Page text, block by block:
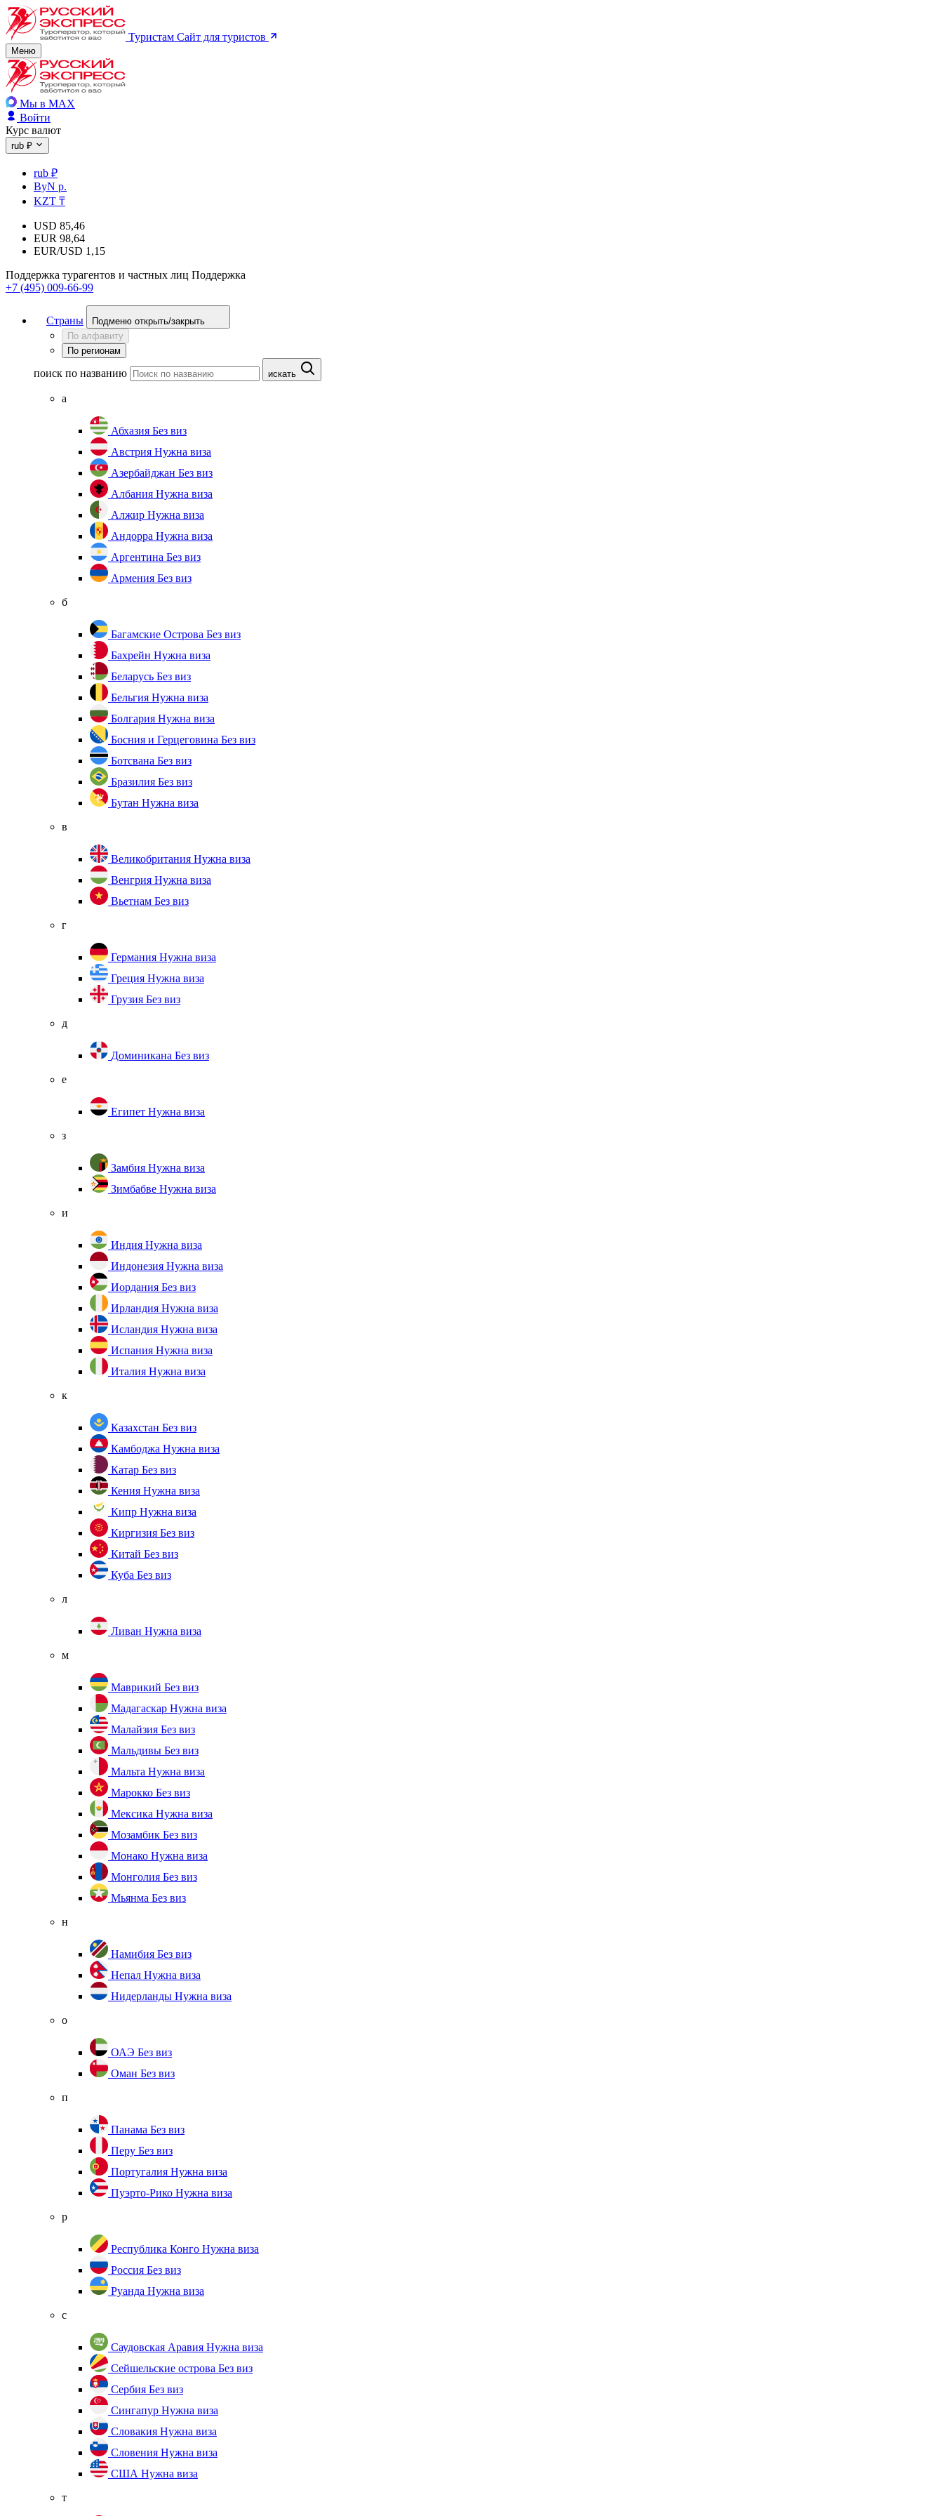
Туристам Сайт для туристов
Меню
Мы в MAX
Войти
Курс валют
rub ₽
rub ₽
ByN р.
KZT ₸
USD 85,46
EUR 98,64
EUR/USD 1,15
Поддержка турагентов и частных лиц Поддержка
+7 (495) 009-66-99
Страны
Подменю открыть/закрыть
По алфавиту
По регионам
поиск по названию искать
а
Абхазия Без виз
Австрия Нужна виза
Азербайджан Без виз
Албания Нужна виза
Алжир Нужна виза
Андорра Нужна виза
Аргентина Без виз
Армения Без виз
б
Багамские Острова Без виз
Бахрейн Нужна виза
Беларусь Без виз
Бельгия Нужна виза
Болгария Нужна виза
Босния и Герцеговина Без виз
Ботсвана Без виз
Бразилия Без виз
Бутан Нужна виза
в
Великобритания Нужна виза
Венгрия Нужна виза
Вьетнам Без виз
г
Германия Нужна виза
Греция Нужна виза
Грузия Без виз
д
Доминикана Без виз
е
Египет Нужна виза
з
Замбия Нужна виза
Зимбабве Нужна виза
и
Индия Нужна виза
Индонезия Нужна виза
Иордания Без виз
Ирландия Нужна виза
Исландия Нужна виза
Испания Нужна виза
Италия Нужна виза
к
Казахстан Без виз
Камбоджа Нужна виза
Катар Без виз
Кения Нужна виза
Кипр Нужна виза
Киргизия Без виз
Китай Без виз
Куба Без виз
л
Ливан Нужна виза
м
Маврикий Без виз
Мадагаскар Нужна виза
Малайзия Без виз
Мальдивы Без виз
Мальта Нужна виза
Марокко Без виз
Мексика Нужна виза
Мозамбик Без виз
Монако Нужна виза
Монголия Без виз
Мьянма Без виз
н
Намибия Без виз
Непал Нужна виза
Нидерланды Нужна виза
о
ОАЭ Без виз
Оман Без виз
п
Панама Без виз
Перу Без виз
Португалия Нужна виза
Пуэрто-Рико Нужна виза
р
Республика Конго Нужна виза
Россия Без виз
Руанда Нужна виза
с
Саудовская Аравия Нужна виза
Сейшельские острова Без виз
Сербия Без виз
Сингапур Нужна виза
Словакия Нужна виза
Словения Нужна виза
США Нужна виза
т